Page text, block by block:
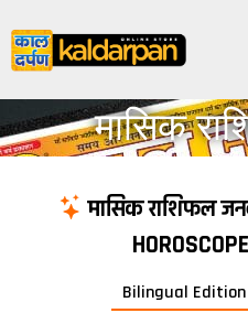
मासिक
Monthly Horoscope
मासिक राशिफल
Bilingual